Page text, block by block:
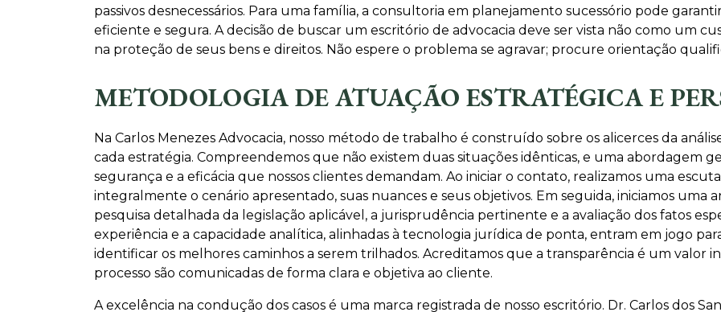
passivos desnecessários. Para uma família, a consultoria em planejamento sucessório pode
eficiente e segura. A decisão de buscar um escritório de advocacia deve ser vista não como um
na proteção de seus bens e direitos. Não espere o problema se agravar; procure orientação
METODOLOGIA DE ATUAÇÃO ESTRATÉGICA E
Na Carlos Menezes Advocacia, nosso método de trabalho é construído sobre os alicerces da
cada estratégia. Compreendemos que não existem duas situações idênticas, e uma abordagem
segurança e a eficácia que nossos clientes demandam. Ao iniciar o contato, realizamos uma
integralmente o cenário apresentado, suas nuances e seus objetivos. Em seguida, iniciamos uma
pesquisa detalhada da legislação aplicável, a jurisprudência pertinente e a avaliação dos fatos
experiência e a capacidade analítica, alinhadas à tecnologia jurídica de ponta, entram em jogo
identificar os melhores caminhos a serem trilhados. Acreditamos que a transparência é um valor
processo são comunicadas de forma clara e objetiva ao cliente.
A excelência na condução dos casos é uma marca registrada de nosso escritório. Dr. Carlos dos